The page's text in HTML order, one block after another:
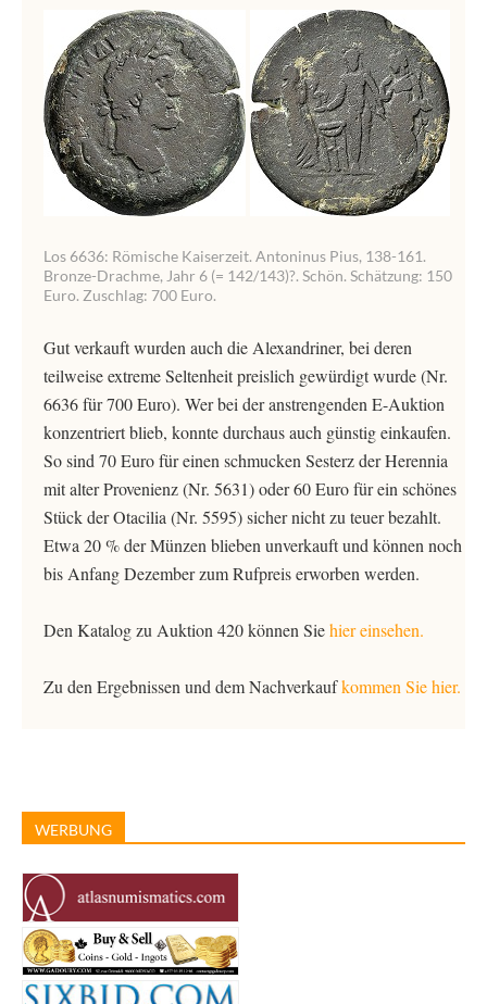
Los 6636: Römische Kaiserzeit. Antoninus Pius, 138-161.
Bronze-Drachme, Jahr 6 (= 142/143)?. Schön. Schätzung: 150
Euro. Zuschlag: 700 Euro.
Gut verkauft wurden auch die Alexandriner, bei deren
teilweise extreme Seltenheit preislich gewürdigt wurde (Nr.
6636 für 700 Euro). Wer bei der anstrengenden E-Auktion
konzentriert blieb, konnte durchaus auch günstig einkaufen.
So sind 70 Euro für einen schmucken Sesterz der Herennia
mit alter Provenienz (Nr. 5631) oder 60 Euro für ein schönes
Stück der Otacilia (Nr. 5595) sicher nicht zu teuer bezahlt.
Etwa 20 % der Münzen blieben unverkauft und können noch
bis Anfang Dezember zum Rufpreis erworben werden.
Den Katalog zu Auktion 420 können Siehier einsehen.
Zu den Ergebnissen und dem Nachverkaufkommen Sie hier.
WERBUNG